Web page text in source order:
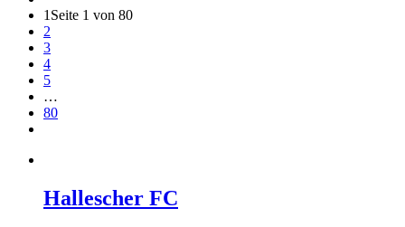
1 Seite 1 von 80
2
3
4
5
…
80
Hallescher FC